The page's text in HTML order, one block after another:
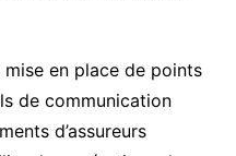
en place de points
de communication
d’assureurs